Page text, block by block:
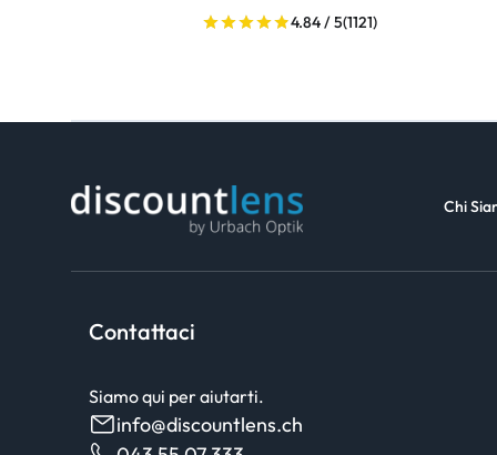
4.84 / 5(1121)
Chi
Contattaci
Siamo qui per aiutarti.
info@discountlens.ch